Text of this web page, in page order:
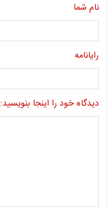
نام شما
رایانامه
دیدگاه خود را اینجا بنویسید: